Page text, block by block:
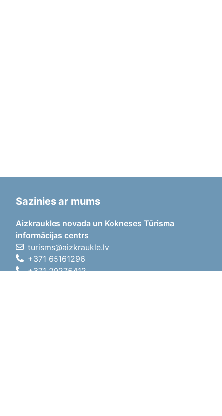
Sazinies ar mums
Aizkraukles novada un Kokneses Tūrisma
informācijas centrs
turisms@aizkraukle.lv
+371 65161296
+371 29275412